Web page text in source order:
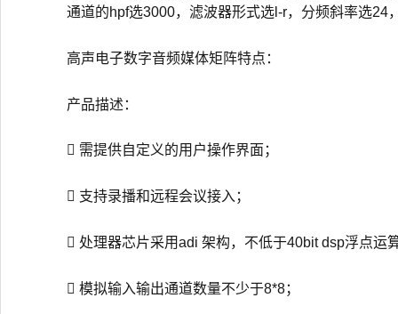
通道的hpf选3000，滤波器形式选l-r，分频斜率选24
高声电子数字音频媒体矩阵特点：
产品描述：
 需提供自定义的用户操作界面；
 支持录播和远程会议接入；
 处理器芯片采用adi 架构，不低于40bit dsp浮点运
 模拟输入输出通道数量不少于8*8；